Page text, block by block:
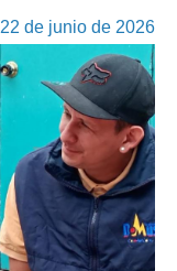
22 de junio de 2026